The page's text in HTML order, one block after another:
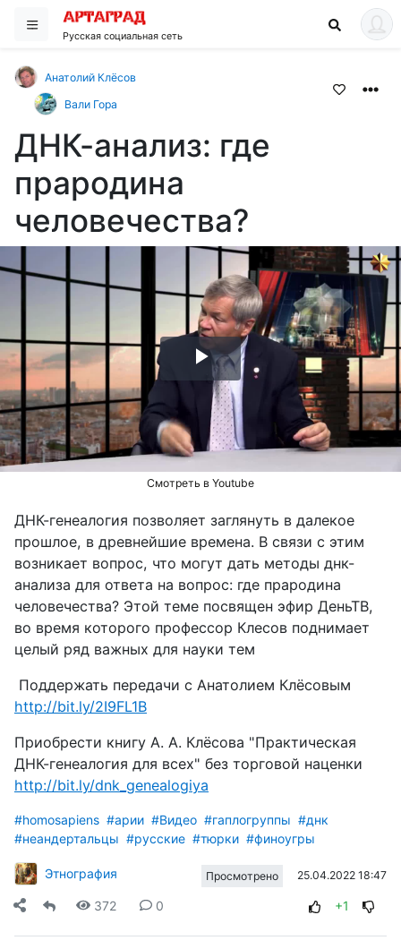
Русская социальная сеть
Анатолий Клёсов
Вали Гора
ДНК-анализ: где
прародина
человечества?
Воспроизвести
видео
Смотреть в Youtube
ДНК-генеалогия позволяет заглянуть в далекое
прошлое, в древнейшие времена. В связи с этим
возникает вопрос, что могут дать методы днк-
анализа для ответа на вопрос: где прародина
человечества? Этой теме посвящен эфир ДеньТВ,
во время которого профессор Клесов поднимает
целый ряд важных для науки тем
Поддержать передачи с Анатолием Клёсовым
http://bit.ly/2I9FL1B
Приобрести книгу А. А. Клёсова "Практическая
ДНК-генеалогия для всех" без торговой наценки
http://bit.ly/dnk_genealogiya
#homosapiens #арии #Видео #гаплогруппы #днк
#неандертальцы #русские #тюрки #финоугры
Этнография Просмотрено 25.04.2022 18:47
372 0 +1